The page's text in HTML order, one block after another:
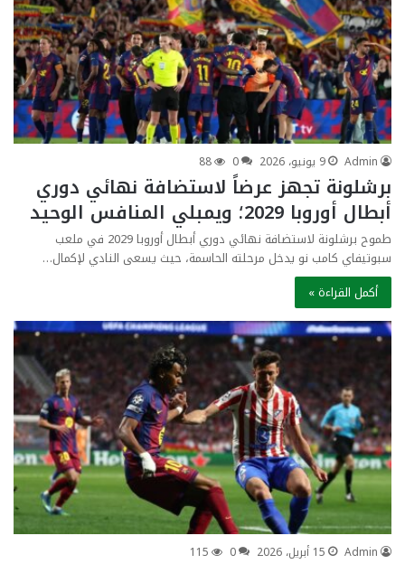
Admin 9 يونيو، 2026 0
88
برشلونة تجهز عرضاً لاستضافة نهائي دوري
أبطال أوروبا 2029؛ ويمبلي المنافس الوحيد
طموح برشلونة لاستضافة نهائي دوري أبطال أوروبا 2029 في ملعب
سبوتيفاي كامب نو يدخل مرحلته الحاسمة، حيث يسعى النادي لإكمال…
أكمل القراءة »
Admin 15 أبريل، 2026 0
115